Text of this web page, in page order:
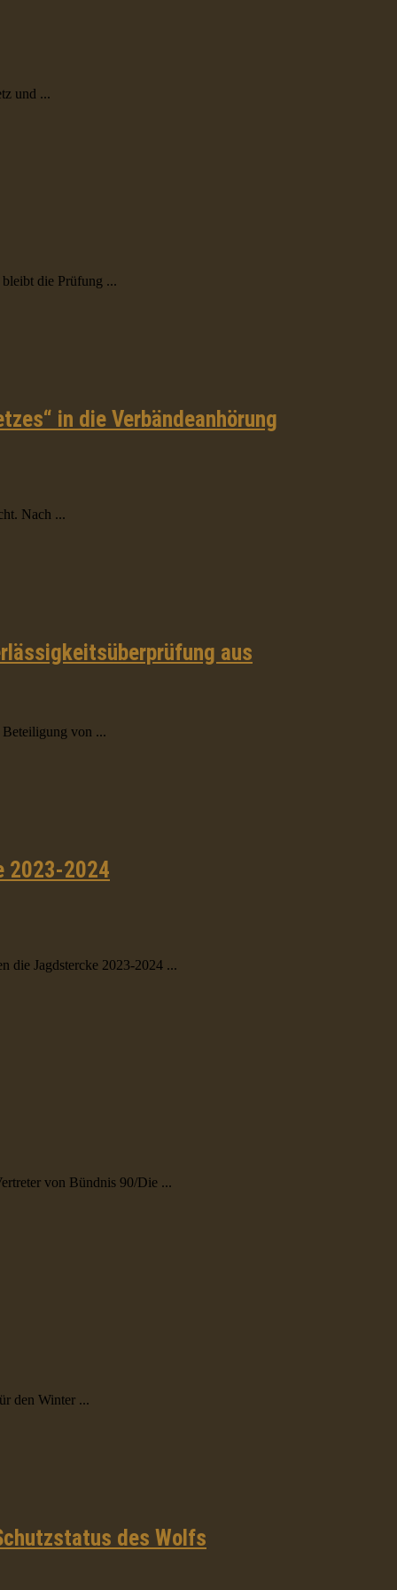
und ...
die Prüfung ...
in die Verbändeanhörung
Nach ...
aus
Beteiligung von ...
2023-2024
die Jagdstercke 2023-2024 ...
von Bündnis 90/Die ...
den Winter ...
des Wolfs